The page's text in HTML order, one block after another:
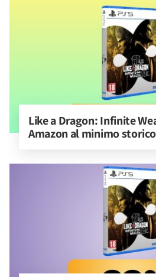
Like a Dragon: Infinite
Amazon al minimo storico